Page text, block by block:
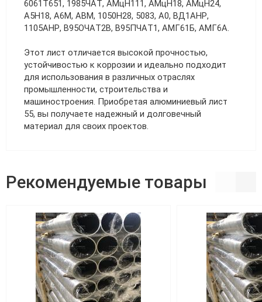
6061Т651, 1985ЧАТ, АМцН111, АМцН18, АМцН24,
А5Н18, А6М, АВМ, 1050Н28, 5083, А0, ВД1АНР,
1105АНР, В95ОЧАТ2В, В95ПЧАТ1, АМГ61Б, АМГ6А.
Этот лист отличается высокой прочностью,
устойчивостью к коррозии и идеально подходит
для использования в различных отраслях
промышленности, строительства и
машиностроения. Приобретая алюминиевый лист
55, вы получаете надежный и долговечный
материал для своих проектов.
Рекомендуемые товары